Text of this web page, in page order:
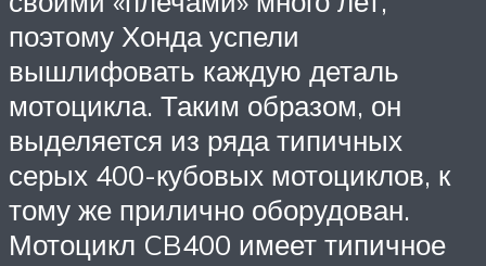
поэтому Хонда успели
вышлифовать каждую деталь
мотоцикла. Таким образом, он
выделяется из ряда типичных
серых 400-кубовых мотоциклов, к
тому же прилично оборудован.
Мотоцикл CB400 имеет типичное